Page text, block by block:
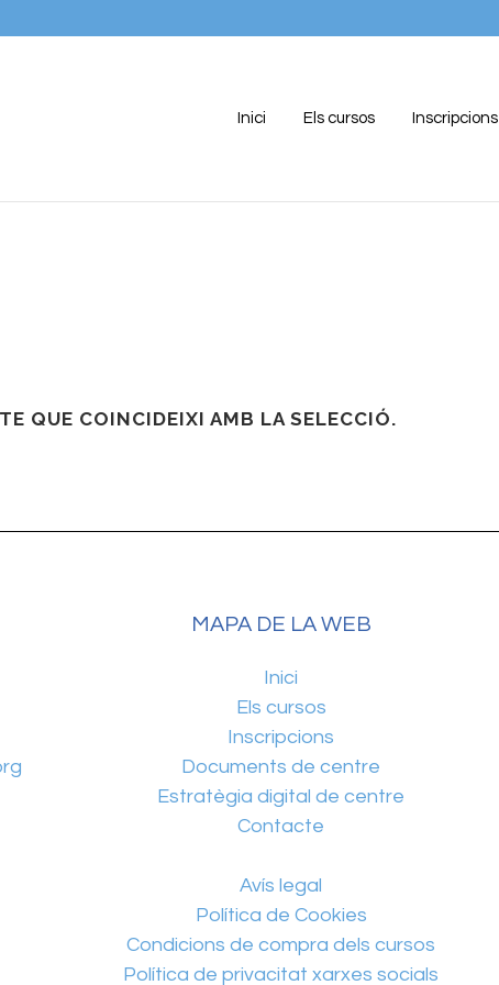
Inici Els cursos Inscripcions
QUE COINCIDEIXI AMB LA SELECCIÓ.
MAPA DE LA WEB
Inici
Els cursos
Inscripcions
Documents de centre
Estratègia digital de centre
Contacte
Avís legal
Política de Cookies
Condicions de compra dels cursos
Política de privacitat xarxes socials